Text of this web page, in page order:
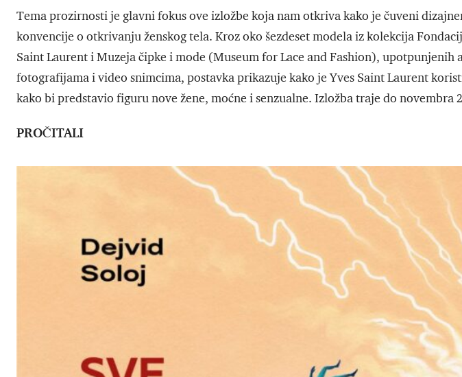
Tema prozirnosti je glavni fokus ove izložbe koja nam otkriva kako je čuveni
konvencije o otkrivanju ženskog tela. Kroz oko šezdeset modela iz kolekcija
Saint Laurent i Muzeja čipke i mode (Museum for Lace and Fashion), upotpunjenih
fotografijama i video snimcima, postavka prikazuje kako je Yves Saint Laurent
kako bi predstavio figuru nove žene, moćne i senzualne. Izložba traje do novembra
PROČITALI